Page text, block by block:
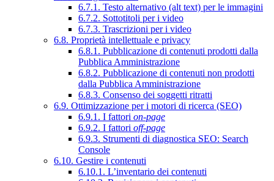
6.7.1. Testo alternativo (alt text) per le immagini
6.7.2. Sottotitoli per i video
6.7.3. Trascrizioni per i video
6.8. Proprietà intellettuale e privacy
6.8.1. Pubblicazione di contenuti prodotti dalla
Pubblica Amministrazione
6.8.2. Pubblicazione di contenuti non prodotti
dalla Pubblica Amministrazione
6.8.3. Consenso dei soggetti ritratti
6.9. Ottimizzazione per i motori di ricerca (SEO)
6.9.1. I fattori on-page
6.9.2. I fattori off-page
6.9.3. Strumenti di diagnostica SEO: Search
Console
6.10. Gestire i contenuti
6.10.1. L’inventario dei contenuti